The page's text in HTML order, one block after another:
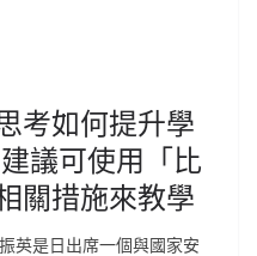
考如何提升學
議可使用「比
關措施來教學
英是日出席一個與國家安